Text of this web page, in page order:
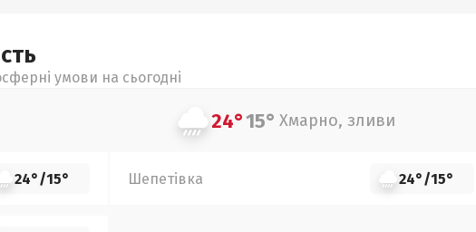
умови на сьогодні
24°15° Хмарно, зливи
24°/15° Шепетівка 24°/15°